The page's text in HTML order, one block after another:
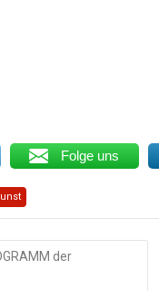
Folge uns
der